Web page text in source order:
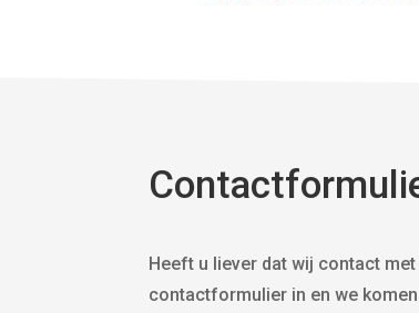
Heeft u liever dat wij contact
contactformulier in en we